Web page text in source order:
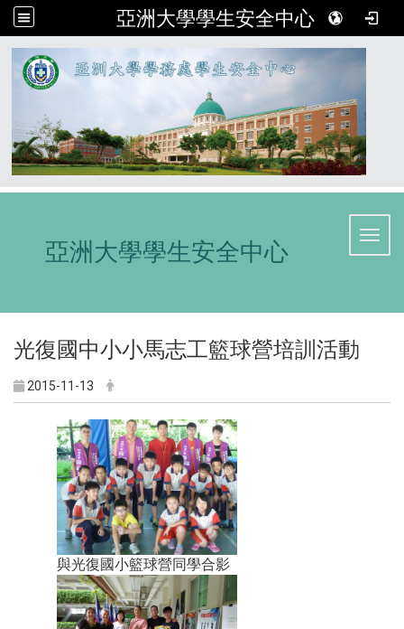
亞洲大學學生安全中心
亞洲大學學生安全中心
光復國中小小馬志工籃球營培訓活動
2015-11-13
與光復國小籃球營同學合影